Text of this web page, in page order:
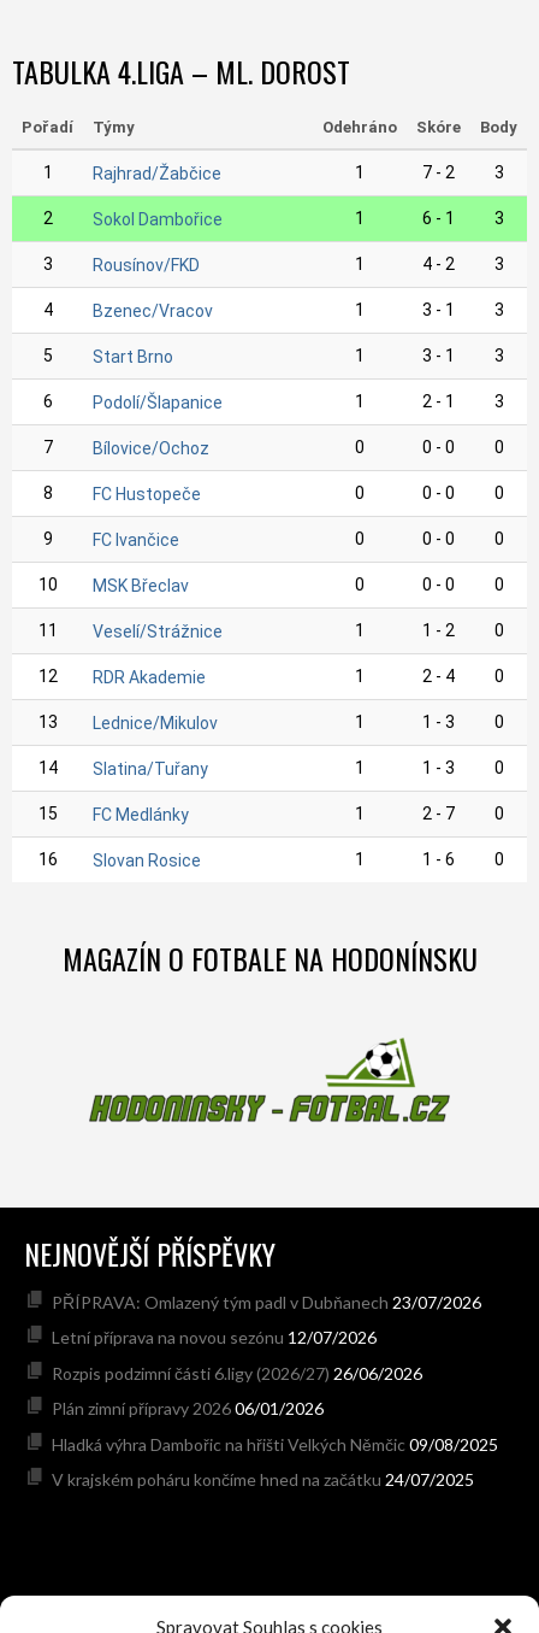
Spravovat Souhlas s cookies
TABULKA 4.LIGA – ML. DOROST
Pořadí Týmy Odehráno Skóre Body
1 Rajhrad/Žabčice 1 7 - 2 3
2 Sokol Dambořice 1 6 - 1 3
3 Rousínov/FKD 1 4 - 2 3
4 Bzenec/Vracov 1 3 - 1 3
5 Start Brno 1 3 - 1 3
6 Podolí/Šlapanice 1 2 - 1 3
7 Bílovice/Ochoz 0 0 - 0 0
8 FC Hustopeče 0 0 - 0 0
9 FC Ivančice 0 0 - 0 0
10 MSK Břeclav 0 0 - 0 0
11 Veselí/Strážnice 1 1 - 2 0
12 RDR Akademie 1 2 - 4 0
13 Lednice/Mikulov 1 1 - 3 0
14 Slatina/Tuřany 1 1 - 3 0
15 FC Medlánky 1 2 - 7 0
16 Slovan Rosice 1 1 - 6 0
MAGAZÍN O FOTBALE NA HODONÍNSKU
NEJNOVĚJŠÍ PŘÍSPĚVKY
PŘÍPRAVA: Omlazený tým padl v Dubňanech 23/07/2026
Letní příprava na novou sezónu 12/07/2026
Rozpis podzimní části 6.ligy (2026/27) 26/06/2026
Plán zimní přípravy 202606/01/2026
Hladká výhra Dambořic na hřišti Velkých Němčic 09/08/2025
V krajském poháru končíme hned na začátku 24/07/2025